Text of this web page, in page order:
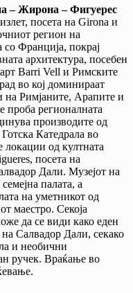
– Жирона – Фигуерес
посета на Girona и
регион на
со Франција, покрај
архитектура, посебен
Barri Vell и Римските
во кој доминираат
на Римјаните, Арапите и
проба регионалната
производите од
Катедрала во
локации од култната
посета на
Дали. Музејот на
палата, а
на уметникот од
маестро. Секоја
да се види како еден
Салвадор Дали, секако
и необични
ручек. Враќање во